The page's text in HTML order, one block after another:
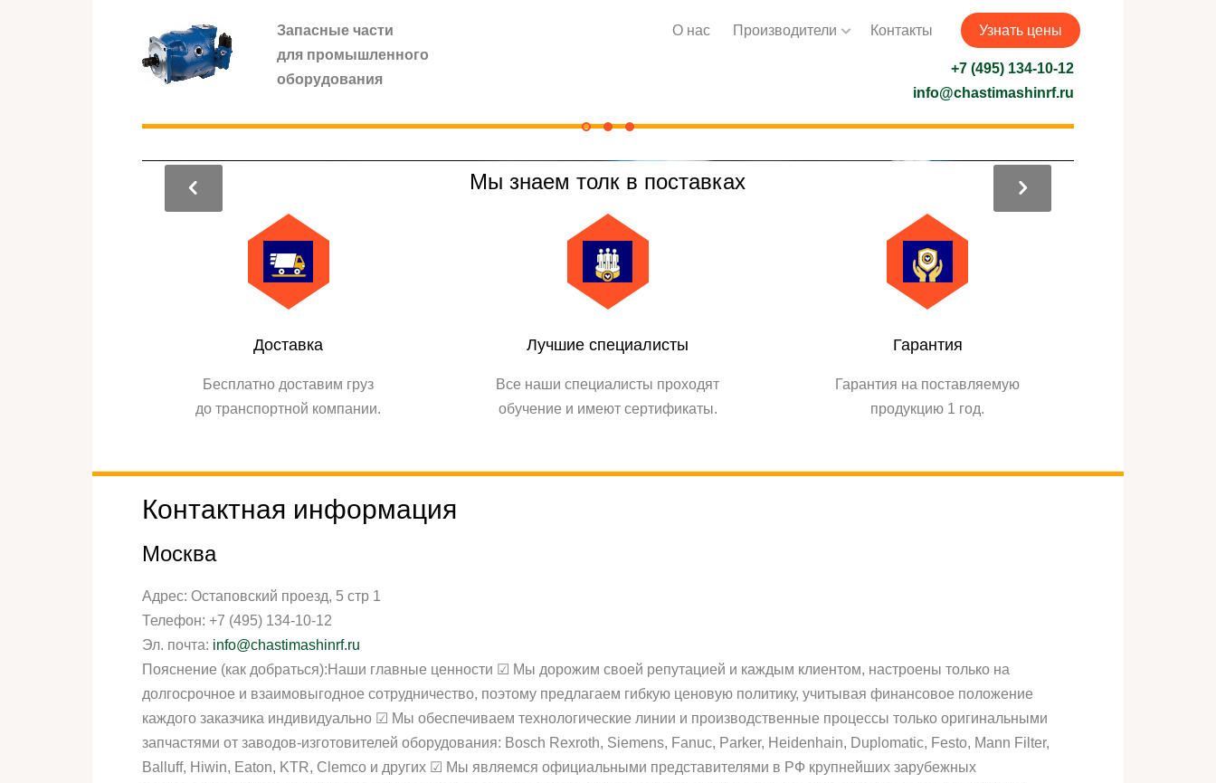
Запасные части
для промышленного
оборудования
О нас Производители Контакты Узнать цены
+7 (495) 134-10-12
info@chastimashinrf.ru
Мы знаем толк в поставках
Доставка
Бесплатно доставим груз
до транспортной компании.
Лучшие специалисты
Все наши специалисты проходят
обучение и имеют сертификаты.
Гарантия
Гарантия на поставляемую
продукцию 1 год.
Контактная информация
Москва
Адрес: Остаповский проезд, 5 стр 1
Телефон: +7 (495) 134-10-12
Эл. почта: info@chastimashinrf.ru
Пояснение (как добраться):Наши главные ценности ☑ Мы дорожим своей репутацией и каждым клиентом, настроены только на
долгосрочное и взаимовыгодное сотрудничество, поэтому предлагаем гибкую ценовую политику, учитывая финансовое положение
каждого заказчика индивидуально ☑ Мы обеспечиваем технологические линии и производственные процессы только оригинальными
запчастями от заводов-изготовителей оборудования: Bosch Rexroth, Siemens, Fanuc, Parker, Heidenhain, Duplomatic, Festo, Mann Filter,
Balluff, Hiwin, Eaton, KTR, Clemco и других ☑ Мы являемся официальными представителями в РФ крупнейших зарубежных